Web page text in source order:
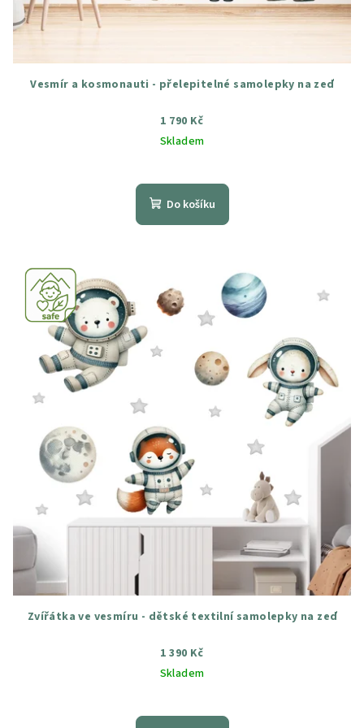
Vesmír a kosmonauti - přelepitelné samolepky na zeď
1 790 Kč
Skladem
hodnocení
produktu
hvězdiček.
Do košíku
Zvířátka ve vesmíru - dětské textilní samolepky na zeď
1 390 Kč
Skladem
hodnocení